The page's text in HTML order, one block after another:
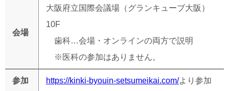
会場
大阪府立国際会議場（グランキューブ大阪）
10F
歯科…会場・オンラインの両方で説明
※医科の参加はありません。
参加
https://kinki-byouin-setsumeikai.com/より参加